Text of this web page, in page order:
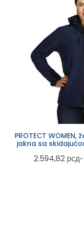
PROTECT
jakna sa
2.594,82 рсд